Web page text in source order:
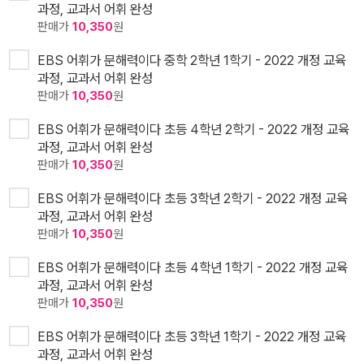
과정, 교과서 어휘 완성
판매가 10,350원
EBS 어휘가 문해력이다 중학 2학년 1학기 - 2022 개정 교육
과정, 교과서 어휘 완성
판매가 10,350원
EBS 어휘가 문해력이다 초등 4학년 2학기 - 2022 개정 교육
과정, 교과서 어휘 완성
판매가 10,350원
EBS 어휘가 문해력이다 초등 3학년 2학기 - 2022 개정 교육
과정, 교과서 어휘 완성
판매가 10,350원
EBS 어휘가 문해력이다 초등 4학년 1학기 - 2022 개정 교육
과정, 교과서 어휘 완성
판매가 10,350원
EBS 어휘가 문해력이다 초등 3학년 1학기 - 2022 개정 교육
과정, 교과서 어휘 완성